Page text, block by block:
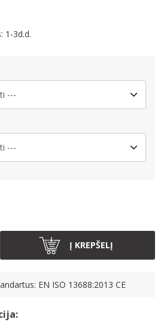
1-3d.d.
Į KREPŠELĮ
EN ISO 13688:2013 CE